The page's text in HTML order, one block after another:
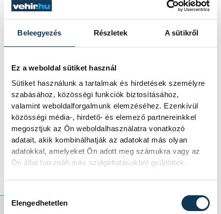
Beleegyezés Részletek A sütikről
Ez a weboldal sütiket használ
Sütiket használunk a tartalmak és hirdetések személyre
szabásához, közösségi funkciók biztosításához,
valamint weboldalforgalmunk elemzéséhez. Ezenkívül
közösségi média-, hirdető- és elemező partnereinkkel
megosztjuk az Ön weboldalhasználatra vonatkozó
adatait, akik kombinálhatják az adatokat más olyan
adatokkal, amelyeket Ön adott meg számukra vagy az
Ön által használt más szolgáltatásokból gyűjtöttek.
Elengedhetetlen
magyarokat, igaz, a kaukázusiak az utolsó
körben Portugáliába utaznak, ahol nehéz
mérkőzésre számíthatnak.
Az örmény-magyar vb-selejtező a spanyol
José María Sánchez Martínez sípjelére -
közép-európai idő szerint - 18 órakor
kezdődik a 14 403 néző befogadására
alkalmas Vazgen Szargszjan Stadionban. A
mérkőzést élőben közvetíti az M4 Sport, a
Kossuth Rádió és a Nemzeti Sportrádió.